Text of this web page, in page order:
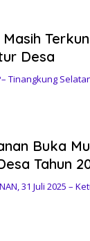
Desa
Tinangkung
Buka
Tahun
31 Juli 2025 –